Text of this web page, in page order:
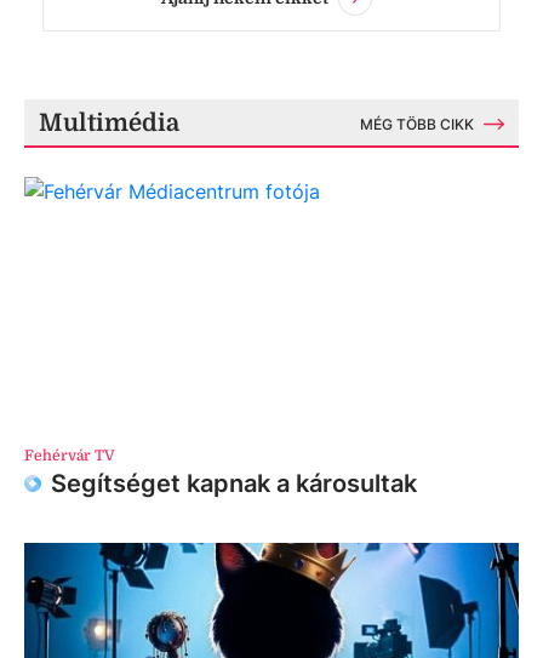
Multimédia MÉG TÖBB CIKK
Fehérvár TV
Segítséget kapnak a károsultak